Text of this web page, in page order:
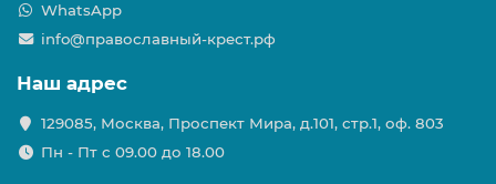
WhatsApp
info@православный-крест.рф
Наш адрес
129085, Москва, Проспект Мира, д.101, стр.1, оф. 803
Пн - Пт с 09.00 до 18.00